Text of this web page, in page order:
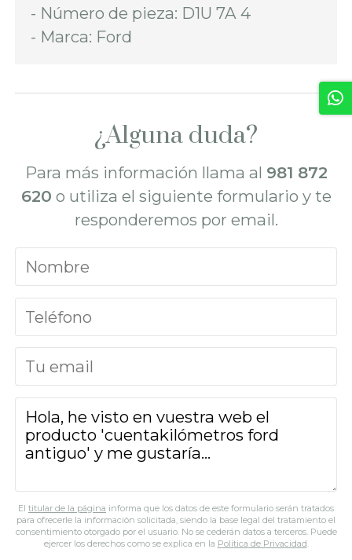
- Número de pieza: D1U 7A 4
- Marca: Ford
¿Alguna duda?
Para más información llama al 981 872
620 o utiliza el siguiente formulario y te
responderemos por email.
El titular de la página informa que los datos de este formulario serán tratados
para ofrecerle la información solicitada, siendo la base legal del tratamiento el
consentimiento otorgado por el usuario. No se cederán datos a terceros. Puede
ejercer los derechos como se explica en la Política de Privacidad.